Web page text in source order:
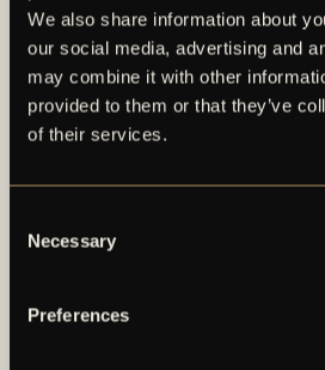
We also share information about
our social media, advertising and
may combine it with other
provided to them or that they’ve
of their services.
Selection
Necessary
Preferences
FLER NYHETER